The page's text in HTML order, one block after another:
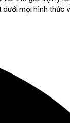
mọi hình thức